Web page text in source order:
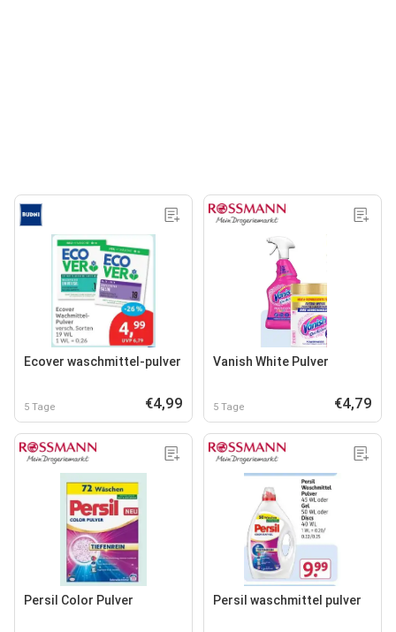
Ecover waschmittel-pulver
5 Tage €4,99
Vanish White Pulver
5 Tage €4,79
Persil Color Pulver Persil waschmittel pulver